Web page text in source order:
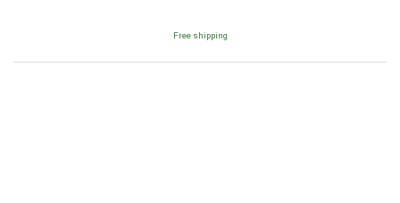
Free shipping